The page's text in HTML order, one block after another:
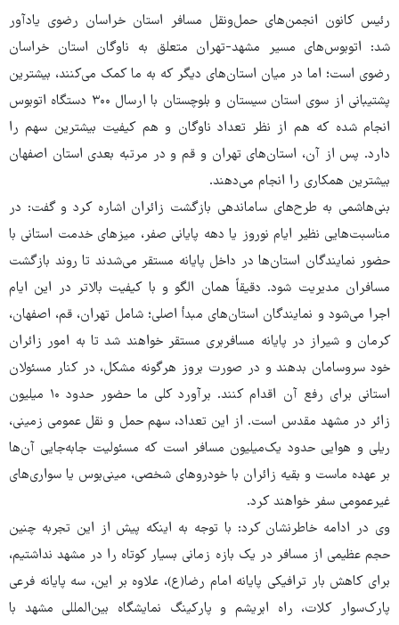
رئیس کانون انجمن‌های حمل‌ونقل مسافر استان خراسان رضوی یادآور
شد: اتوبوس‌های مسیر مشهد-تهران متعلق به ناوگان استان خراسان
رضوی است؛ اما در میان استان‌های دیگر که به ما کمک می‌کنند، بیشترین
پشتیبانی از سوی استان سیستان و بلوچستان با ارسال ۳۰۰ دستگاه اتوبوس
انجام شده که هم از نظر تعداد ناوگان و هم کیفیت بیشترین سهم را
دارد. پس از آن، استان‌های تهران و قم و در مرتبه بعدی استان اصفهان
بیشترین همکاری را انجام می‌دهند.
بنی‌هاشمی به طرح‌های ساماندهی بازگشت زائران اشاره کرد و گفت: در
مناسبت‌هایی نظیر ایام نوروز یا دهه پایانی صفر، میزهای خدمت استانی با
حضور نمایندگان استان‌ها در داخل پایانه مستقر می‌شدند تا روند بازگشت
مسافران مدیریت شود. دقیقاً همان الگو و با کیفیت بالاتر در این ایام
اجرا می‌شود و نمایندگان استان‌های مبدأ اصلی؛ شامل تهران، قم، اصفهان،
کرمان و شیراز در پایانه مسافربری مستقر خواهند شد تا به امور زائران
خود سروسامان بدهند و در صورت بروز هرگونه مشکل، در کنار مسئولان
استانی برای رفع آن اقدام کنند. برآورد کلی ما حضور حدود ۱۰ میلیون
زائر در مشهد مقدس است. از این تعداد، سهم حمل و نقل عمومی زمینی،
ریلی و هوایی حدود یک‌میلیون مسافر است که مسئولیت جابه‌جایی آن‌ها
بر عهده ماست و بقیه زائران با خودروهای شخصی، مینی‌بوس یا سواری‌های
غیرعمومی سفر خواهند کرد.
وی در ادامه خاطرنشان کرد: با توجه به اینکه پیش از این تجربه چنین
حجم عظیمی از مسافر در یک بازه زمانی بسیار کوتاه را در مشهد نداشتیم،
برای کاهش بار ترافیکی پایانه امام رضا(ع)، علاوه بر این، سه پایانه فرعی
پارک‌سوار کلات، راه ابریشم و پارکینگ نمایشگاه بین‌المللی مشهد با